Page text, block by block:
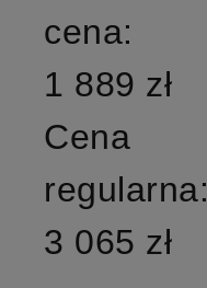
cena:
1 889 zł
Cena
regularna:
3 065 zł